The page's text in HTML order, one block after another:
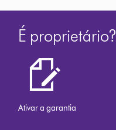
É proprietário?
Ativar a garantia